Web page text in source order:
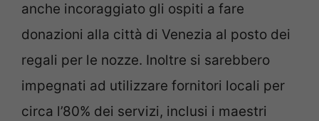
anche incoraggiato gli ospiti a fare
donazioni alla città di Venezia al posto dei
regali per le nozze. Inoltre si sarebbero
impegnati ad utilizzare fornitori locali per
circa l’80% dei servizi, inclusi i maestri